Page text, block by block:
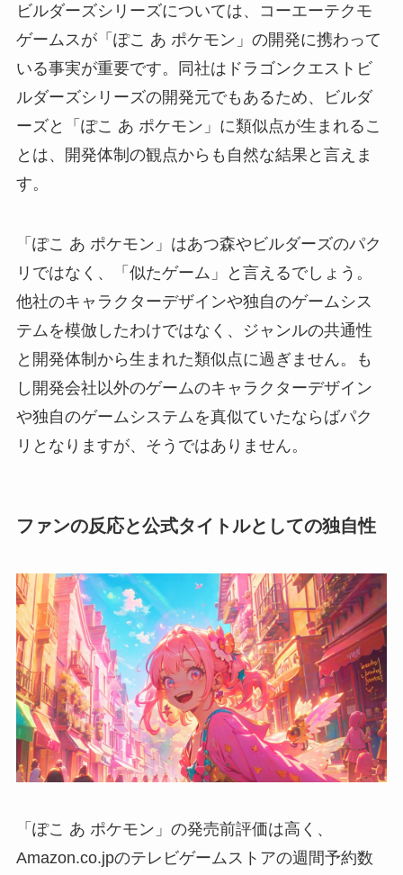
ビルダーズシリーズについては、コーエーテクモ
ゲームスが「ぽこ あ ポケモン」の開発に携わって
いる事実が重要です。同社はドラゴンクエストビ
ルダーズシリーズの開発元でもあるため、ビルダ
ーズと「ぽこ あ ポケモン」に類似点が生まれるこ
とは、開発体制の観点からも自然な結果と言えま
す。
「ぽこ あ ポケモン」はあつ森やビルダーズのパク
リではなく、「似たゲーム」と言えるでしょう。
他社のキャラクターデザインや独自のゲームシス
テムを模倣したわけではなく、ジャンルの共通性
と開発体制から生まれた類似点に過ぎません。も
し開発会社以外のゲームのキャラクターデザイン
や独自のゲームシステムを真似ていたならばパク
リとなりますが、そうではありません。
ファンの反応と公式タイトルとしての独自性
「ぽこ あ ポケモン」の発売前評価は高く、
Amazon.co.jpのテレビゲームストアの週間予約数